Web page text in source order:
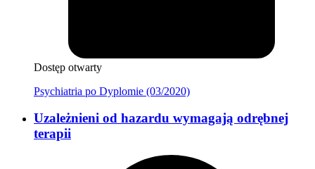
Dostęp otwarty
Psychiatria po Dyplomie (03/2020)
Uzależnieni od hazardu wymagają odrębnej
terapii